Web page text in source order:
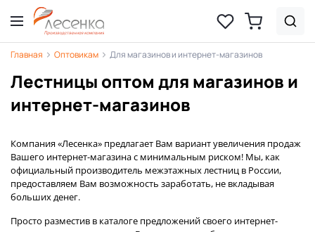
Главная Оптовикам Для магазинов и интернет-магазинов
Лестницы оптом для магазинов и
интернет-магазинов
Компания «Лесенка» предлагает Вам вариант увеличения продаж
Вашего интернет-магазина с минимальным риском! Мы, как
официальный производитель межэтажных лестниц в России,
предоставляем Вам возможность заработать, не вкладывая
больших денег.
Просто разместив в каталоге предложений своего интернет-